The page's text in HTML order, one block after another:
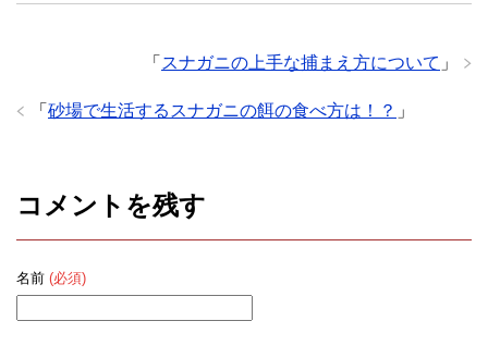
「 スナガニの上手な捕まえ方について 」
「 砂場で生活するスナガニの餌の食べ方は！？ 」
コメントを残す
名前 (必須)